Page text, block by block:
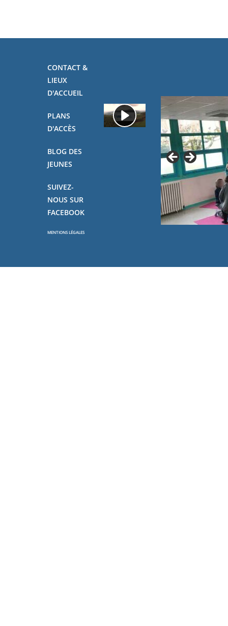
CONTACT &
LIEUX
D'ACCUEIL
PLANS
D'ACCÈS
BLOG DES
JEUNES
SUIVEZ-
NOUS SUR
FACEBOOK
MENTIONS LÉGALES